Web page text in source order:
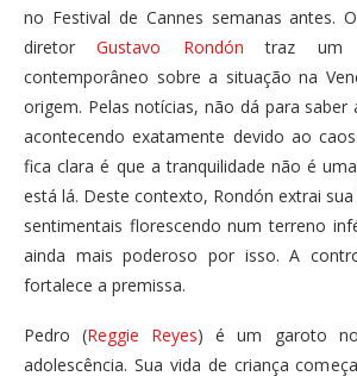
no Festival de Cannes semanas antes.
diretorGustavo Rondón traz um
contemporâneo sobre a situação na
origem. Pelas notícias, não dá para
acontecendo exatamente devido ao
fica clara é que a tranquilidade não é
está lá. Deste contexto, Rondón extrai
sentimentais florescendo num terreno
ainda mais poderoso por isso. A
fortalece a premissa.
Pedro (Reggie Reyes) é um garoto
adolescência. Sua vida de criança